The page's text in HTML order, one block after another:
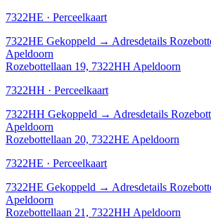
7322HE · Perceelkaart
7322HE Gekoppeld → Adresdetails
Apeldoorn
Rozebottellaan 19, 7322HH Apeldoorn
7322HH · Perceelkaart
7322HH Gekoppeld → Adresdetails
Apeldoorn
Rozebottellaan 20, 7322HE Apeldoorn
7322HE · Perceelkaart
7322HE Gekoppeld → Adresdetails
Apeldoorn
Rozebottellaan 21, 7322HH Apeldoorn